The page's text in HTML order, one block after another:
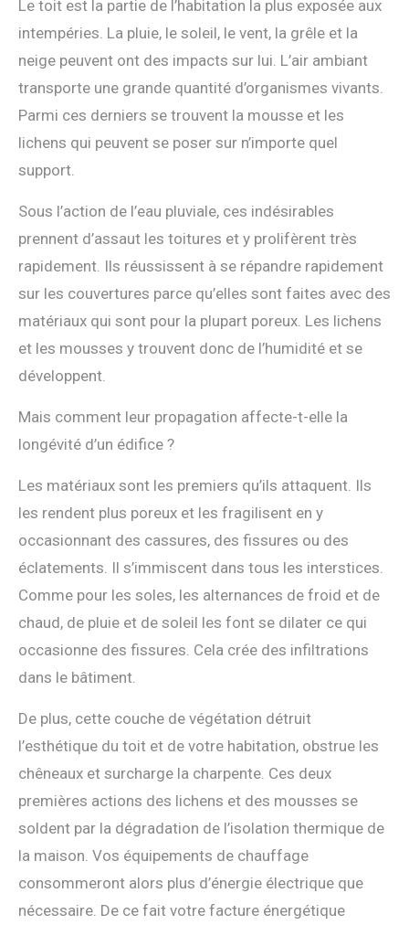
Le toit est la partie de l’habitation la plus exposée aux
intempéries. La pluie, le soleil, le vent, la grêle et la
neige peuvent ont des impacts sur lui. L’air ambiant
transporte une grande quantité d’organismes vivants.
Parmi ces derniers se trouvent la mousse et les
lichens qui peuvent se poser sur n’importe quel
support.
Sous l’action de l’eau pluviale, ces indésirables
prennent d’assaut les toitures et y prolifèrent très
rapidement. Ils réussissent à se répandre rapidement
sur les couvertures parce qu’elles sont faites avec des
matériaux qui sont pour la plupart poreux. Les lichens
et les mousses y trouvent donc de l’humidité et se
développent.
Mais comment leur propagation affecte-t-elle la
longévité d’un édifice ?
Les matériaux sont les premiers qu’ils attaquent. Ils
les rendent plus poreux et les fragilisent en y
occasionnant des cassures, des fissures ou des
éclatements. Il s’immiscent dans tous les interstices.
Comme pour les soles, les alternances de froid et de
chaud, de pluie et de soleil les font se dilater ce qui
occasionne des fissures. Cela crée des infiltrations
dans le bâtiment.
De plus, cette couche de végétation détruit
l’esthétique du toit et de votre habitation, obstrue les
chêneaux et surcharge la charpente. Ces deux
premières actions des lichens et des mousses se
soldent par la dégradation de l’isolation thermique de
la maison. Vos équipements de chauffage
consommeront alors plus d’énergie électrique que
nécessaire. De ce fait votre facture énergétique